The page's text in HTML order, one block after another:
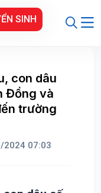
SINH
con dâu
Đồng và
trường
2024 07:03